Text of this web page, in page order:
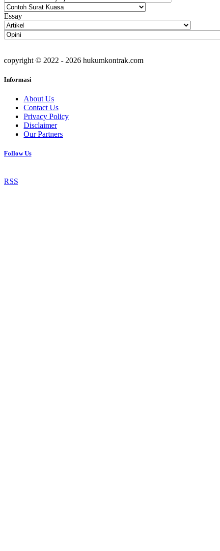
Essay
copyright © 2022 - 2026 hukumkontrak.com
Informasi
About Us
Contact Us
Privacy Policy
Disclaimer
Our Partners
Follow Us
RSS